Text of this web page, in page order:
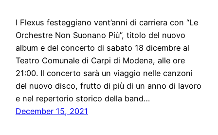
I Flexus festeggiano vent’anni di carriera con “Le
Orchestre Non Suonano Più”, titolo del nuovo
album e del concerto di sabato 18 dicembre al
Teatro Comunale di Carpi di Modena, alle ore
21:00. Il concerto sarà un viaggio nelle canzoni
del nuovo disco, frutto di più di un anno di lavoro
e nel repertorio storico della band…
December 15, 2021